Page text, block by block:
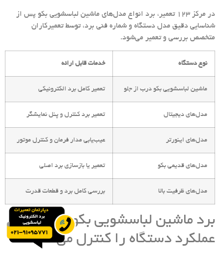
در مرکز 123 تعمیر، برد انواع مدل‌های ماشین لباسشویی بکو پس از
شناسایی دقیق مدل دستگاه و شماره فنی برد، توسط تعمیرکاران
متخصص بررسی و تعمیر می‌شود.
نوع دستگاه خدمات قابل ارائه
ماشین لباسشویی بکو درب از جلو تعمیر کامل برد الکترونیکی
مدل‌های دیجیتال تعمیر برد کنترل و پنل نمایشگر
مدل‌های اینورتر عیب‌یابی مدار فرمان و کنترل موتور
مدل‌های قدیمی بکو تعمیر یا بازسازی برد اصلی
مدل‌های ظرفیت بالا بررسی کامل برد و قطعات قدرت
برد ماشین لباسشویی بکو چگونه
عملکرد دستگاه را کنترل می‌کند؟